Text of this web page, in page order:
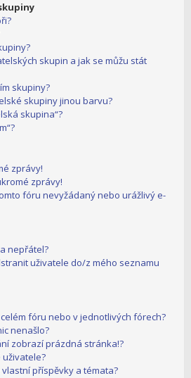
skupin a jak se můžu stát
skupiny?
skupiny jinou barvu?
skupina“?
zprávy!
zprávy!
fóru nevyžádaný nebo urážlivý e-
nepřátel?
uživatele do/z mého seznamu
fóru nebo v jednotlivých fórech?
nenašlo?
zobrazí prázdná stránka!?
uživatele?
příspěvky a témata?